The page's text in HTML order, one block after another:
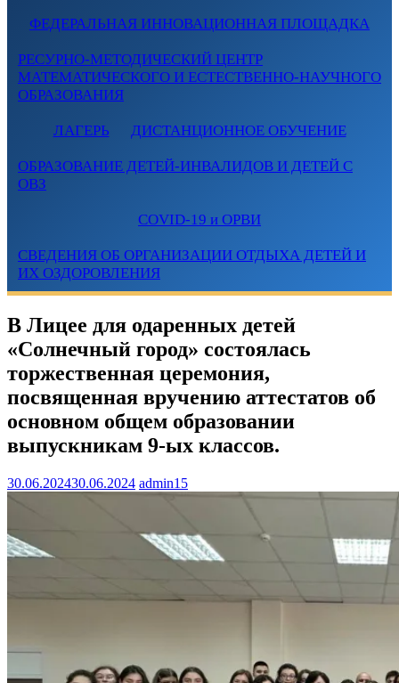
ФЕДЕРАЛЬНАЯ ИННОВАЦИОННАЯ ПЛОЩАДКА
РЕСУРНО-МЕТОДИЧЕСКИЙ ЦЕНТР
МАТЕМАТИЧЕСКОГО И ЕСТЕСТВЕННО-НАУЧНОГО
ОБРАЗОВАНИЯ
ЛАГЕРЬ ДИСТАНЦИОННОЕ ОБУЧЕНИЕ
ОБРАЗОВАНИЕ ДЕТЕЙ-ИНВАЛИДОВ И ДЕТЕЙ С
ОВЗ
COVID-19 и ОРВИ
СВЕДЕНИЯ ОБ ОРГАНИЗАЦИИ ОТДЫХА ДЕТЕЙ И
ИХ ОЗДОРОВЛЕНИЯ
В Лицее для одаренных детей
«Солнечный город» состоялась
торжественная церемония,
посвященная вручению аттестатов об
основном общем образовании
выпускникам 9-ых классов.
30.06.202430.06.2024 admin15